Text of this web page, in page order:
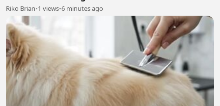
Riko Brian•1 views•6 minutes ago